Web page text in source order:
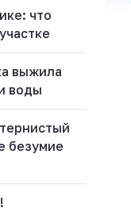
что
выжила
воды
безумие